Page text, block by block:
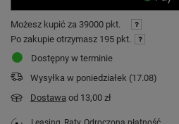
Możesz kupić za 39000 pkt.
Po zakupie otrzymasz 195 pkt.
Dostępny w terminie
Wysyłka w poniedziałek (17.08)
Dostawa od 13,00 zł